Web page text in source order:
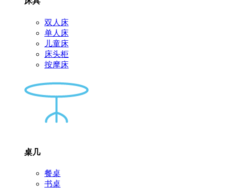
双人床
单人床
儿童床
床头柜
按摩床
桌几
餐桌
书桌